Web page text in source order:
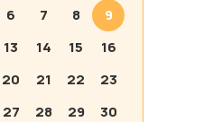
6 7 8
9
13 14 15
16
20 21 22
23
27 28 29
30